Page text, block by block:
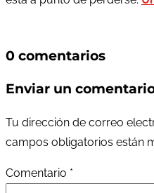
0 comentarios
Enviar un
Tu dirección de correo
campos obligatorios están
Comentario *